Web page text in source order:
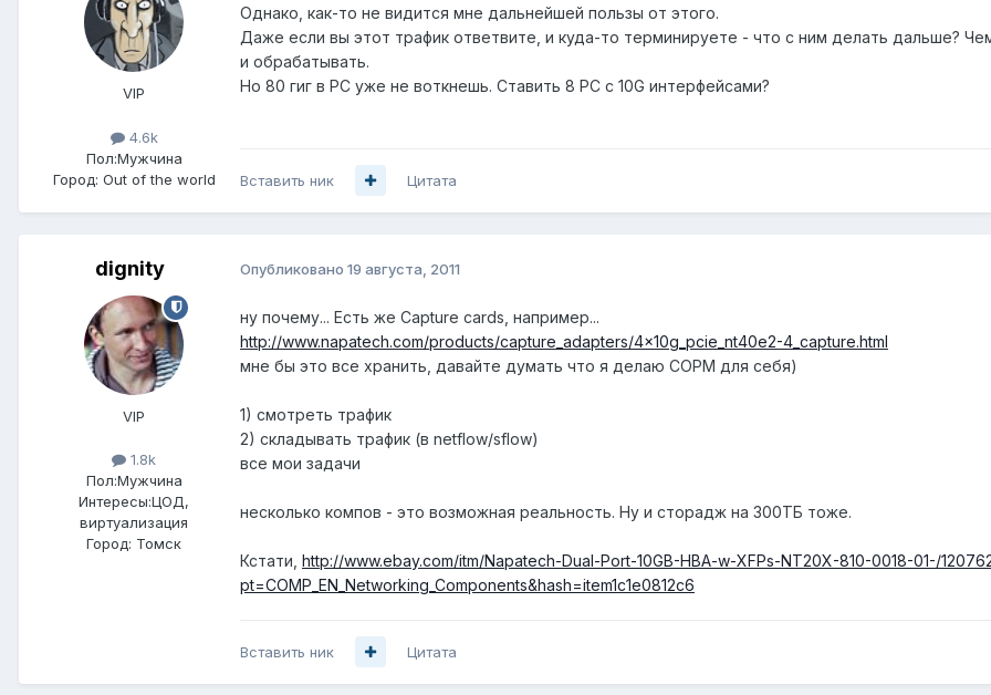
VIP
4.6k
Пол:Мужчина
Город: Out of the world
Однако, как-то не видится мне дальнейшей пользы от этого.
Даже если вы этот трафик ответвите, и куда-то терминируете - что с ним делать дальше?
и обрабатывать.
Но 80 гиг в PC уже не воткнешь. Ставить 8 PC с 10G интерфейсами?
Вставить ник Цитата
dignity
VIP
1.8k
Пол:Мужчина
Интересы:ЦОД,
виртуализация
Город: Томск
Опубликовано 19 августа, 2011
ну почему... Есть же Capture cards, например...
http://www.napatech.com/products/capture_adapters/4x10g_pcie_nt40e2-4_capture.html
мне бы это все хранить, давайте думать что я делаю СОРМ для себя)
1) смотреть трафик
2) складывать трафик (в netflow/sflow)
все мои задачи
несколько компов - это возможная реальность. Ну и сторадж на 300ТБ тоже.
Кстати, http://www.ebay.com/itm/Napatech-Dual-Port-10GB-HBA-w-XFPs-NT20X-810-0018-01-/
pt=COMP_EN_Networking_Components&hash=item1c1e0812c6
Вставить ник Цитата